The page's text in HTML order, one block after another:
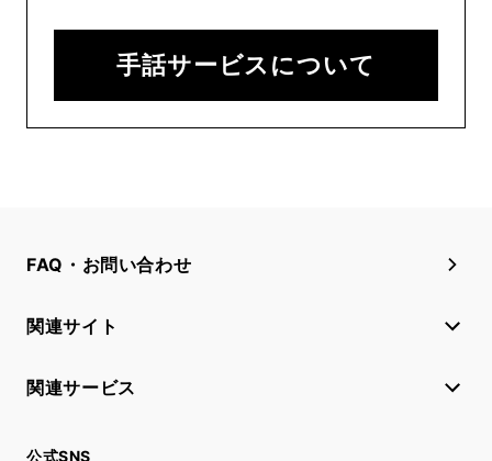
手話サービスについて
FAQ・お問い合わせ
関連サイト
関連サービス
公式SNS